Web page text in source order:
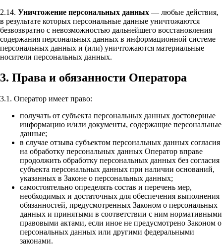
2.14. Уничтожение персональных данных — любые действия,
в результате которых персональные данные уничтожаются
безвозвратно с невозможностью дальнейшего восстановления
содержания персональных данных в информационной системе
персональных данных и (или) уничтожаются материальные
носители персональных данных.
3. Права и обязанности Оператора
3.1. Оператор имеет право:
получать от субъекта персональных данных достоверные
информацию и/или документы, содержащие персональные
данные;
в случае отзыва субъектом персональных данных согласия
на обработку персональных данных Оператор вправе
продолжить обработку персональных данных без согласия
субъекта персональных данных при наличии оснований,
указанных в Законе о персональных данных;
самостоятельно определять состав и перечень мер,
необходимых и достаточных для обеспечения выполнения
обязанностей, предусмотренных Законом о персональных
данных и принятыми в соответствии с ним нормативными
правовыми актами, если иное не предусмотрено Законом о
персональных данных или другими федеральными
законами.